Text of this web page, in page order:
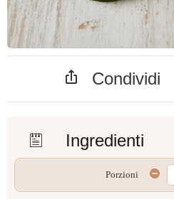
Condividi
Ingredienti
Porzioni